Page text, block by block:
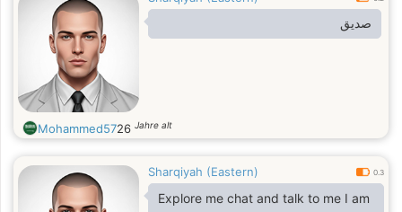
صديق
Mohammed5726 Jahre alt
Sharqiyah (Eastern) 0.3
Explore me chat and talk to me I am